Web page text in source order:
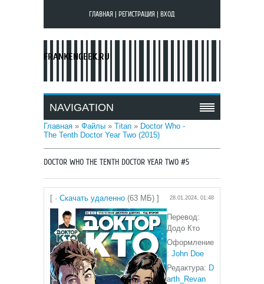
ГЛАВНАЯ РЕГИСТРАЦИЯ ВХОД
FRANKENGEEK.RU
NAVIGATION
Главная » Файлы » Titan » Doctor Who -
The Tenth Doctor Year Two (2015)
DOCTOR WHO THE TENTH DOCTOR YEAR TWO #5
[ · Скачать удаленно (63 МБ) ] 28.01.2024, 01:48
Перевод:
Додо Кто
Оформление
: John Doe
Редактура: D
arth_Revan